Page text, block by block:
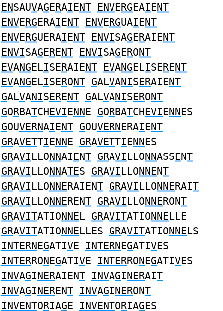
ENSAUVAGERAIENT ENVERGEAIENT
ENVERGERAIENT ENVERGUAIENT
ENVERGUERAIENT ENVISAGERAIENT
ENVISAGERENT ENVISAGERONT
EVANGELISERAIENT EVANGELISERENT
EVANGELISERONT GALVANISERAIENT
GALVANISERENT GALVANISERONT
GORBATCHEVIENNE GORBATCHEVIENNES
GOUVERNAIENT GOUVERNERAIENT
GRAVETTIENNE GRAVETTIENNES
GRAVILLONNAIENT GRAVILLONNASSENT
GRAVILLONNATES GRAVILLONNENT
GRAVILLONNERAIENT GRAVILLONNERAIT
GRAVILLONNERENT GRAVILLONNERONT
GRAVITATIONNEL GRAVITATIONNELLE
GRAVITATIONNELLES GRAVITATIONNELS
INTERNEGATIVE INTERNEGATIVES
INTERRONEGATIVE INTERRONEGATIVES
INVAGINERAIENT INVAGINERAIT
INVAGINERENT INVAGINERONT
INVENTORIAGE INVENTORIAGES